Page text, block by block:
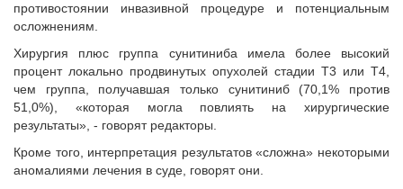
противостоянии инвазивной процедуре и потенциальным
осложнениям.
Хирургия плюс группа сунитиниба имела более высокий
процент локально продвинутых опухолей стадии Т3 или Т4,
чем группа, получавшая только сунитиниб (70,1% против
51,0%), «которая могла повлиять на хирургические
результаты», - говорят редакторы.
Кроме того, интерпретация результатов «сложна» некоторыми
аномалиями лечения в суде, говорят они.